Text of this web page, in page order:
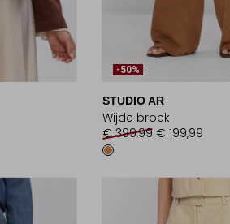
-50%
STUDIO AR
Wijde broek
€ 399,99 € 199,99